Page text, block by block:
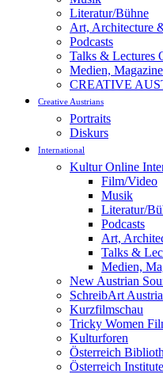
Literatur/Bühne
Art, Architecture
Podcasts
Talks & Lectures
Medien,
CREATIVE
Creative Austrians
Portraits
Diskurs
International
Kultur Online
Film/Video
Musik
Literatur/
Podcasts
Art,
Talks &
Medien,
New Austrian
SchreibArt Austria
Kurzfilmschau
Tricky Women
Kulturforen
Österreich
Österreich Institute